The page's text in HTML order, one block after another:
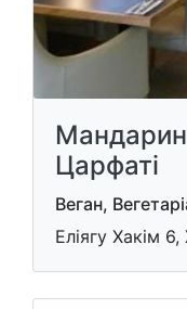
Царфаті
Веган,
Еліягу Хакім